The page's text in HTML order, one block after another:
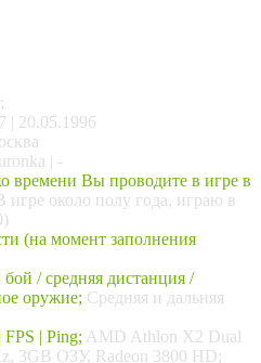
| 20.05.1996
| -
времени Вы проводите в игре в
игре около полу года, играю в
(на момент заполнения
/ средняя дистанция /
оружие; Средняя и дальняя
| Ping; AMD Athlon X2 Dual
3GB ОЗУ, Radeon 3800 HD;